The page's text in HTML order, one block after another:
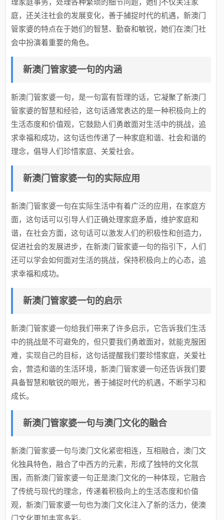
理家庭事务，处理各种繁琐的细节问题，她们不仅关注家
庭，还关注社会的发展变化，善于捕捉时代的机遇，新澳门
管家婆的特点在于她们的智慧、勤奋和敏锐，她们在澳门社
会中扮演着重要的角色。
新澳门管家婆一句的内涵
新澳门管家婆一句，是一句富有哲理的话，它凝聚了新澳门
管家婆的智慧和经验，这句话通常表达的是一种积极向上的
生活态度和价值观，它鼓励人们勇敢面对生活中的挑战，追
求幸福和成功，这句话也传递了一种家庭和谐、社会和谐的
理念，倡导人们珍惜家庭、关爱社会。
新澳门管家婆一句的实际应用
新澳门管家婆一句在实际生活中有着广泛的应用，在家庭方
面，这句话可以引导人们正确处理家庭矛盾，维护家庭和
谐，在社会方面，这句话可以激发人们的积极性和创造力，
促进社会的发展进步，在新澳门管家婆一句的指引下，人们
还可以学会如何面对生活的挑战，保持积极向上的心态，追
求幸福和成功。
新澳门管家婆一句的启示
新澳门管家婆一句给我们带来了许多启示，它告诉我们生活
中的挑战是不可避免的，但只要我们勇敢面对，就能克服困
难，实现自己的目标，这句话提醒我们要珍惜家庭，关爱社
会，营造和谐的生活环境，新澳门管家婆一句还告诉我们要
具备智慧和敏锐的眼光，善于捕捉时代的机遇，不断学习和
成长。
新澳门管家婆一句与澳门文化的融合
新澳门管家婆一句与澳门文化紧密相连，互相融合，澳门文
化独具特色，融合了中西方的元素，形成了独特的文化氛
围，而新澳门管家婆一句正是澳门文化的一种体现，它融合
了传统与现代的理念，传递着积极向上的生活态度和价值
观，新澳门管家婆一句也为澳门文化注入了新的活力，使澳
门文化更加丰富多彩。